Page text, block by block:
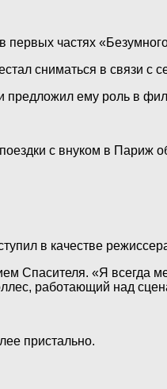
первых частях
сниматься в связи с
предложил ему роль в
с внуком в Париж
в качестве
Спасителя. «Я всегда
работающий над
пристально.